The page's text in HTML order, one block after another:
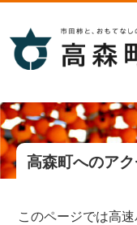
高森町へのア
このページでは高